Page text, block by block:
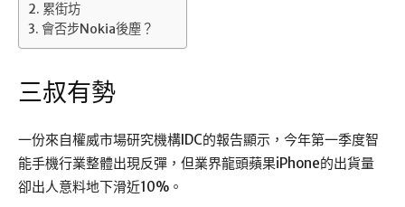
累街坊
會否步Nokia後塵？
三叔有勢
一份來自權威市場研究機構IDC的報告顯示，今年第一季度智
能手機行業整體出現反彈，但業界龍頭蘋果iPhone的出貨量
卻出人意料地下滑近10%。